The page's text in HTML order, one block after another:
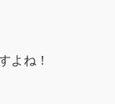
よね！